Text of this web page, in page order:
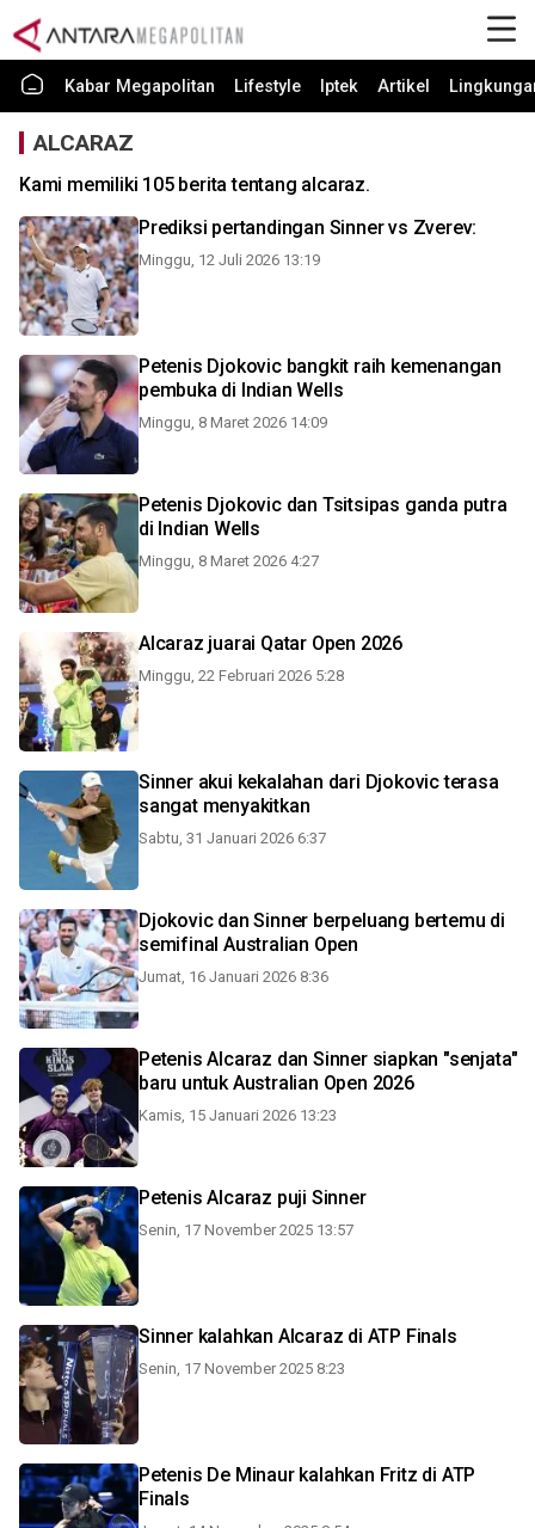
Kabar Megapolitan Lifestyle Iptek Artikel
ALCARAZ
Kami memiliki 105 berita tentang alcaraz.
Prediksi pertandingan Sinner vs Zverev:
Minggu, 12 Juli 2026 13:19
Petenis Djokovic bangkit raih kemenangan
pembuka di Indian Wells
Minggu, 8 Maret 2026 14:09
Petenis Djokovic dan Tsitsipas ganda putra
di Indian Wells
Minggu, 8 Maret 2026 4:27
Alcaraz juarai Qatar Open 2026
Minggu, 22 Februari 2026 5:28
Sinner akui kekalahan dari Djokovic terasa
sangat menyakitkan
Sabtu, 31 Januari 2026 6:37
Djokovic dan Sinner berpeluang bertemu di
semifinal Australian Open
Jumat, 16 Januari 2026 8:36
Petenis Alcaraz dan Sinner siapkan "senjata"
baru untuk Australian Open 2026
Kamis, 15 Januari 2026 13:23
Petenis Alcaraz puji Sinner
Senin, 17 November 2025 13:57
Sinner kalahkan Alcaraz di ATP Finals
Senin, 17 November 2025 8:23
Petenis De Minaur kalahkan Fritz di ATP
Finals